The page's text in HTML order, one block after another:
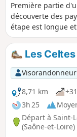
Première partie
découverte des
étape est longue
deux en dormant
Gorges de la
2000, il est
discret. Ce site
météo est
une piste permet
Les
Visorandonneur
8,71 km
3h 25
Départ à Saint-
(Saône-et-Loire)